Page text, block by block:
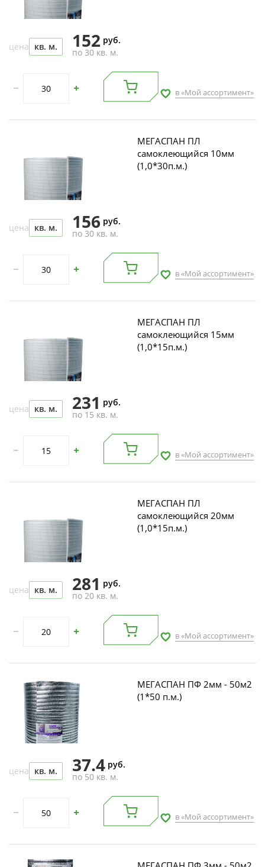
цена кв. м. 152 руб.
по 30 кв. м.
в «Мой ассортимент»
МЕГАСПАН ПЛ
самоклеющийся 10мм
(1,0*30п.м.)
цена кв. м. 156 руб.
по 30 кв. м.
в «Мой ассортимент»
МЕГАСПАН ПЛ
самоклеющийся 15мм
(1,0*15п.м.)
цена кв. м. 231 руб.
по 15 кв. м.
в «Мой ассортимент»
МЕГАСПАН ПЛ
самоклеющийся 20мм
(1,0*15п.м.)
цена кв. м. 281 руб.
по 20 кв. м.
в «Мой ассортимент»
МЕГАСПАН ПФ 2мм - 50м2
(1*50 п.м.)
цена кв. м. 37.4 руб.
по 50 кв. м.
в «Мой ассортимент»